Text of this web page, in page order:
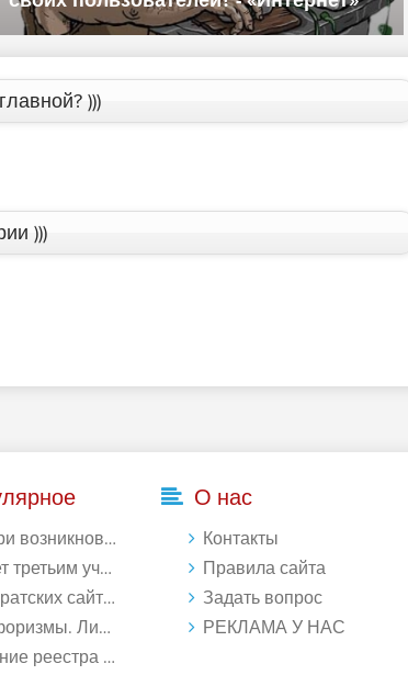
)))
)))
interrupted в Chrome - «Windows»
ФАС против Google - «Интернет»
блокироваться! - «Интернет»
1. - «Афоризмы»
реестр Виндовс 10 - «Windows»
О нас
Контакты
Правила сайта
Задать вопрос
РЕКЛАМА У НАС